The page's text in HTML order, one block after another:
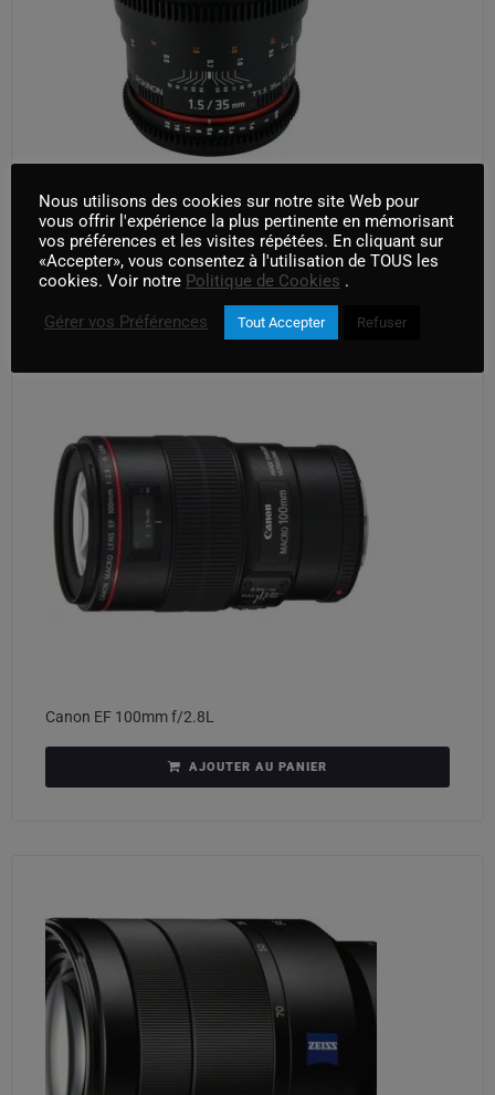
AJOUTER AU PANIER
Canon EF 100mm f/2.8L
AJOUTER AU PANIER
Nous utilisons des cookies sur notre site Web pour
vous offrir l'expérience la plus pertinente en mémorisant
vos préférences et les visites répétées. En cliquant sur
«Accepter», vous consentez à l'utilisation de TOUS les
cookies. Voir notre Politique de Cookies .
Gérer vos Préférences Tout Accepter Refuser